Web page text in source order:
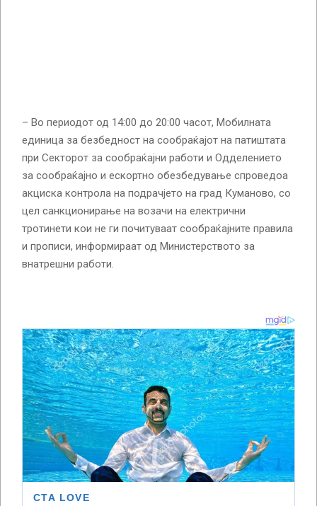
– Во периодот од 14:00 до 20:00 часот, Мобилната
единица за безбедност на сообраќајот на патиштата
при Секторот за сообраќајни работи и Одделението
за сообраќајно и ескортно обезбедување спроведоа
акциска контрола на подрачјето на град Куманово, со
цел санкционирање на возачи на електрични
тротинети кои не ги почитуваат сообраќајните правила
и прописи, информираат од Министерството за
внатрешни работи.